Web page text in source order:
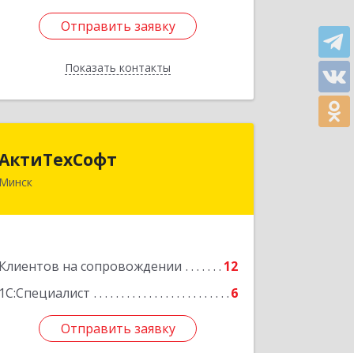
Отправить заявку
Показать контакты
Отправить заявку
Назад
Минск
Клиентов на сопровождении
12
1С:Специалист
6
Отправить заявку
Республика Беларусь, г. Минск, ул.
Отправить заявку